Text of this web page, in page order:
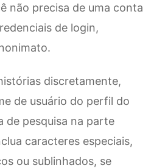
não precisa de uma conta
de login,
discretamente,
de usuário do perfil do
de pesquisa na parte
caracteres especiais,
ou sublinhados, se